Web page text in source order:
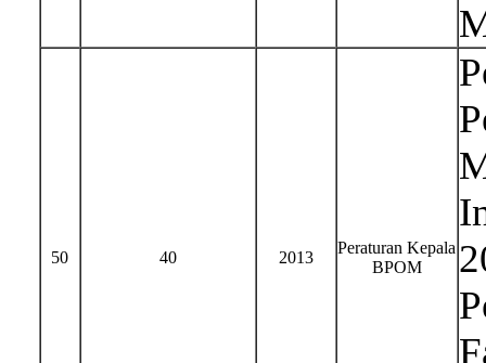
50 40 2013
Peraturan Kepala
BPOM